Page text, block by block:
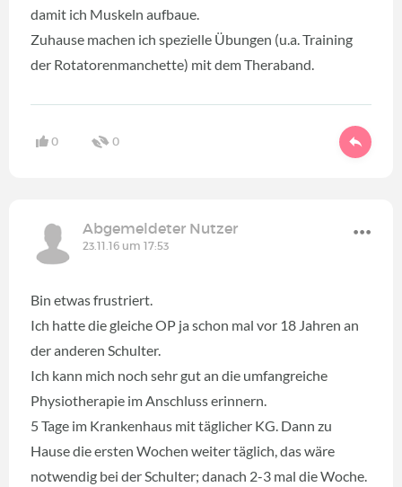
damit ich Muskeln aufbaue.
Zuhause machen ich spezielle Übungen (u.a. Training
der Rotatorenmanchette) mit dem Theraband.
0 0
Abgemeldeter Nutzer
23.11.16 um 17:53
Bin etwas frustriert.
Ich hatte die gleiche OP ja schon mal vor 18 Jahren an
der anderen Schulter.
Ich kann mich noch sehr gut an die umfangreiche
Physiotherapie im Anschluss erinnern.
5 Tage im Krankenhaus mit täglicher KG. Dann zu
Hause die ersten Wochen weiter täglich, das wäre
notwendig bei der Schulter; danach 2-3 mal die Woche.